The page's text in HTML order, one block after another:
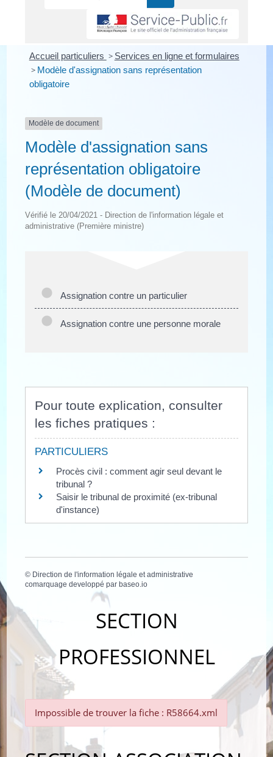
Accueil particuliers > Services en ligne et formulaires
> Modèle d'assignation sans représentation
obligatoire
Modèle de document
Modèle d'assignation sans
représentation obligatoire
(Modèle de document)
Vérifié le 20/04/2021 - Direction de l'information légale et
administrative (Première ministre)
Assignation contre un particulier
Assignation contre une personne morale
Pour toute explication, consulter
les fiches pratiques :
PARTICULIERS
Procès civil : comment agir seul devant le
tribunal ?
Saisir le tribunal de proximité (ex-tribunal
d'instance)
© Direction de l'information légale et administrative
comarquage developpé par baseo.io
SECTION
PROFESSIONNEL
Impossible de trouver la fiche : R58664.xml